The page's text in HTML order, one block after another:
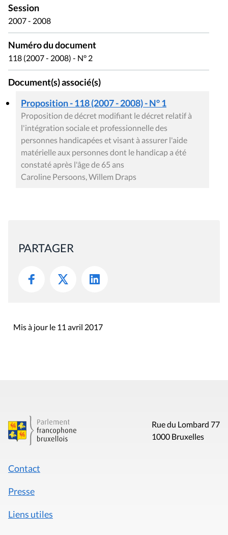
Session
2007 - 2008
Numéro du document
118 (2007 - 2008) - N° 2
Document(s) associé(s)
Proposition - 118 (2007 - 2008) - N° 1
Proposition de décret modifiant le décret relatif à
l'intégration sociale et professionnelle des
personnes handicapées et visant à assurer l'aide
matérielle aux personnes dont le handicap a été
constaté après l'âge de 65 ans
Caroline Persoons, Willem Draps
PARTAGER
Mis à jour le 11 avril 2017
Rue du Lombard 77
1000 Bruxelles
Contact
Presse
Liens utiles